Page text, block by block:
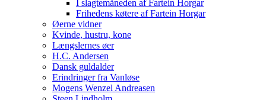
I slagtemåneden af Fartein Horgar
Frihedens køtere af Fartein Horgar
Øerne vidner
Kvinde, hustru, kone
Længslernes øer
H.C. Andersen
Dansk guldalder
Erindringer fra Vanløse
Mogens Wenzel Andreasen